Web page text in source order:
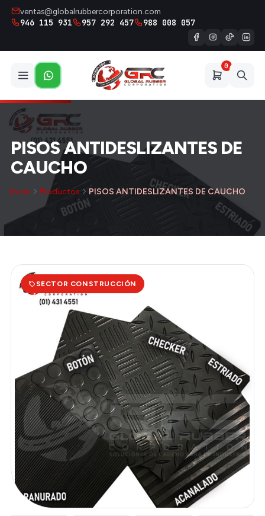
ventas@globalrubbercorporation.com
946 115 931 957 292 457 988 008 057
0
PISOS ANTIDESLIZANTES DE
CAUCHO
Inicio Productos PISOS ANTIDESLIZANTES DE CAUCHO
SECTOR CONSTRUCCIÓN